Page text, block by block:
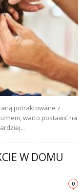
potraktowane z
warto postawić na
W DOMU
0